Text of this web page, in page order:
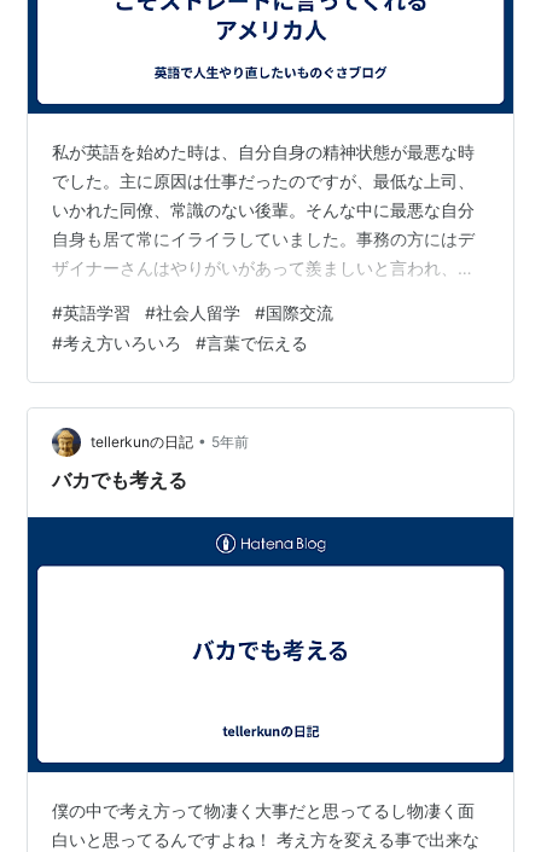
私が英語を始めた時は、自分自身の精神状態が最悪な時
でした。主に原因は仕事だったのですが、最低な上司、
いかれた同僚、常識のない後輩。そんな中に最悪な自分
自身も居て常にイライラしていました。事務の方にはデ
ザイナーさんはやりがいがあって羨ましいと言われ、そ
いのあるものでしたが、それだけでは体が持たないスレ
スレの状態で、ストレスがだらだらとに少しずつ溢れて
きて嫌味を小出しにしているものの、確実に大爆発する
事が分かっていた状態でした。たまに嫌なら辞めればい
い。そんな酷い所居ない方がいい。とか言われますが、
私は嫌だから辞めたら新しい職場が、人格が、最悪な
#英語学習 #社会人留学 #国際交流
#考え方いろいろ #言葉で伝える
tellerkunの日記 • 5年前
バカでも考える
僕の中で考え方って物凄く大事だと思ってるし物凄く面
白いと思ってるんですよね！ 考え方を変える事で出来な